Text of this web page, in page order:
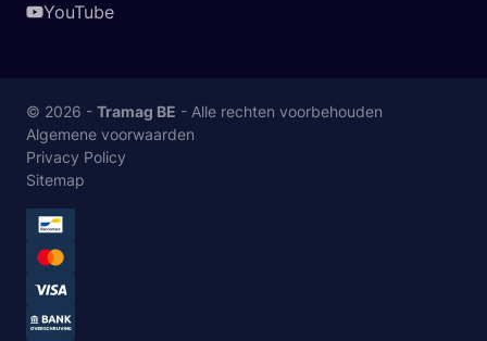
YouTube
© 2026 - Tramag BE - Alle rechten voorbehouden
Algemene voorwaarden
Privacy Policy
Sitemap